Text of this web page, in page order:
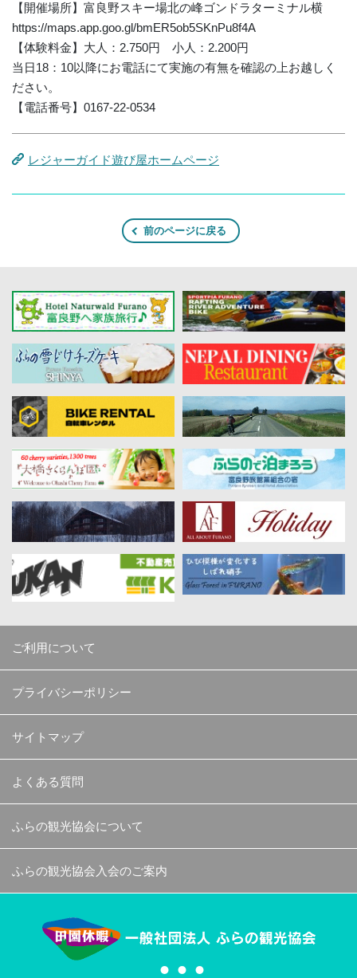
【開催場所】富良野スキー場北の峰ゴンドラターミナル横
https://maps.app.goo.gl/bmER5ob5SKnPu8f4A
【体験料金】大人：2.750円 小人：2.200円
当日18：10以降にお電話にて実施の有無を確認の上お越しく
ださい。
【電話番号】0167-22-0534
レジャーガイド遊び屋ホームページ
前のページに戻る
ご利用について
プライバシーポリシー
サイトマップ
よくある質問
ふらの観光協会について
ふらの観光協会入会のご案内